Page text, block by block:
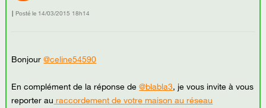
Posté le ‎14/03/2015 18h14
Bonjour@celine54590
En complément de la réponse de@blabla3, je vous invite à vous
reporter au raccordement de votre maison au réseau